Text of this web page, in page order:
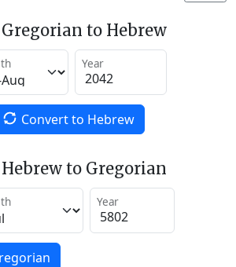
to Hebrew
Year
Convert to Hebrew
to Gregorian
Year